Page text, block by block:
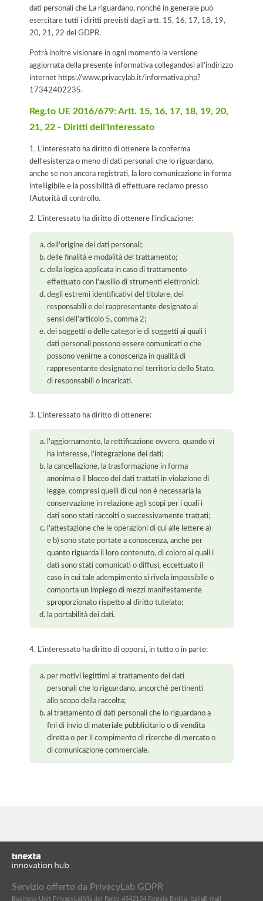
dati personali che La riguardano, nonché in generale può
esercitare tutti i diritti previsti dagli artt. 15, 16, 17, 18, 19,
20, 21, 22 del GDPR.
Potrà inoltre visionare in ogni momento la versione
aggiornata della presente informativa collegandosi all'indirizzo
internet https://www.privacylab.it/informativa.php?
17342402235.
Reg.to UE 2016/679: Artt. 15, 16, 17, 18, 19, 20,
21, 22 - Diritti dell'Interessato
1. L'interessato ha diritto di ottenere la conferma
dell'esistenza o meno di dati personali che lo riguardano,
anche se non ancora registrati, la loro comunicazione in forma
intelligibile e la possibilità di effettuare reclamo presso
l’Autorità di controllo.
2. L'interessato ha diritto di ottenere l'indicazione:
dell'origine dei dati personali;
delle finalità e modalità del trattamento;
della logica applicata in caso di trattamento
effettuato con l'ausilio di strumenti elettronici;
degli estremi identificativi del titolare, dei
responsabili e del rappresentante designato ai
sensi dell'articolo 5, comma 2;
dei soggetti o delle categorie di soggetti ai quali i
dati personali possono essere comunicati o che
possono venirne a conoscenza in qualità di
rappresentante designato nel territorio dello Stato,
di responsabili o incaricati.
3. L'interessato ha diritto di ottenere:
l'aggiornamento, la rettificazione ovvero, quando vi
ha interesse, l'integrazione dei dati;
la cancellazione, la trasformazione in forma
anonima o il blocco dei dati trattati in violazione di
legge, compresi quelli di cui non è necessaria la
conservazione in relazione agli scopi per i quali i
dati sono stati raccolti o successivamente trattati;
l'attestazione che le operazioni di cui alle lettere a)
e b) sono state portate a conoscenza, anche per
quanto riguarda il loro contenuto, di coloro ai quali i
dati sono stati comunicati o diffusi, eccettuato il
caso in cui tale adempimento si rivela impossibile o
comporta un impiego di mezzi manifestamente
sproporzionato rispetto al diritto tutelato;
la portabilità dei dati.
4. L'interessato ha diritto di opporsi, in tutto o in parte:
per motivi legittimi al trattamento dei dati
personali che lo riguardano, ancorché pertinenti
allo scopo della raccolta;
al trattamento di dati personali che lo riguardano a
fini di invio di materiale pubblicitario o di vendita
diretta o per il compimento di ricerche di mercato o
di comunicazione commerciale.
Servizio offerto da PrivacyLab GDPR
Business Unit PrivacyLabVia del Fante 4542124 Reggio Emilia, ItaliaE-mail